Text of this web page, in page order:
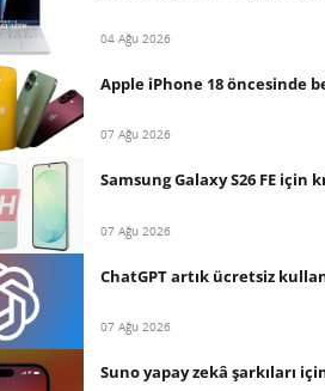
04 Ağu 2026
Apple iPhone 18 öncesinde
07 Ağu 2026
Samsung Galaxy S26 FE için
07 Ağu 2026
ChatGPT artık ücretsiz
07 Ağu 2026
Suno yapay zekâ şarkıları